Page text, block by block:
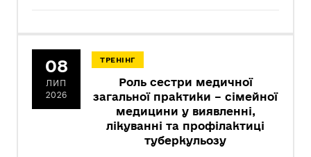
08
ЛИП
2026
ТРЕНІНГ
Роль сестри медичної
загальної практики – сімейної
медицини у виявленні,
лікуванні та профілактиці
туберкульозу